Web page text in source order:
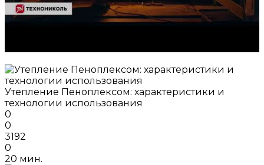
Утепление Пеноплексом: характеристики и
технологии использования
0
0
3192
0
20 мин.